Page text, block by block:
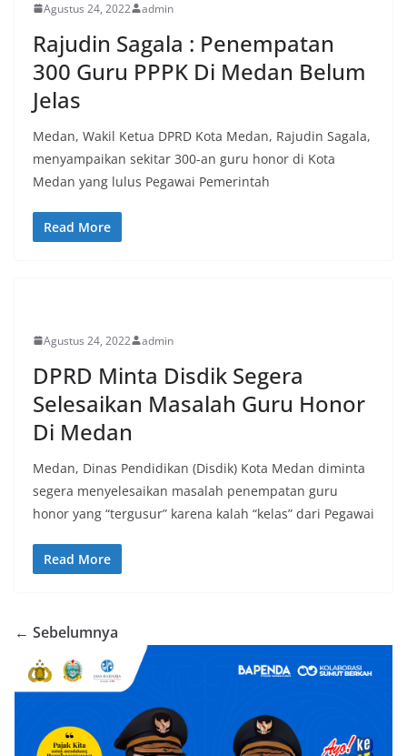
Agustus 24, 2022 admin
Rajudin Sagala : Penempatan
300 Guru PPPK Di Medan Belum
Jelas
Medan, Wakil Ketua DPRD Kota Medan, Rajudin Sagala,
menyampaikan sekitar 300-an guru honor di Kota
Medan yang lulus Pegawai Pemerintah
Read More
Agustus 24, 2022 admin
DPRD Minta Disdik Segera
Selesaikan Masalah Guru Honor
Di Medan
Medan, Dinas Pendidikan (Disdik) Kota Medan diminta
segera menyelesaikan masalah penempatan guru
honor yang “tergusur” karena kalah “kelas” dari Pegawai
Read More
← Sebelumnya